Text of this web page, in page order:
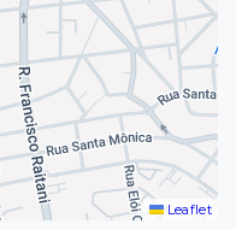
Leaflet